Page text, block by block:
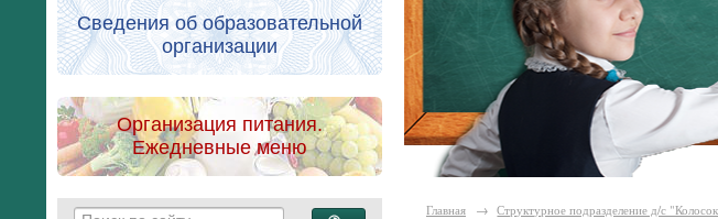
Сведения об образовательной
организации
Организация питания.
Ежедневные меню
Главная → Структурное подразделение д/с